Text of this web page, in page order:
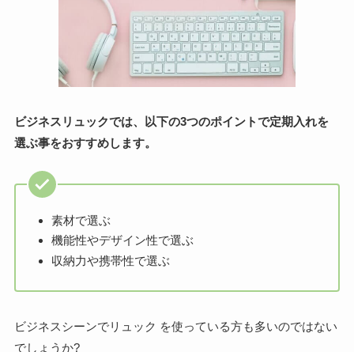
ビジネスリュックでは、以下の3つのポイントで定期入れを
選ぶ事をおすすめします。
素材で選ぶ
機能性やデザイン性で選ぶ
収納力や携帯性で選ぶ
ビジネスシーンでリュック を使っている方も多いのではない
でしょうか?